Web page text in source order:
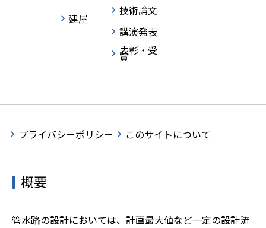
建屋
技術論文
講演発表
表彰・受
賞
プライバシーポリシー このサイトについて
パイプライン非定常流解析技術
概要
管水路の設計においては、計画最大値など一定の設計流